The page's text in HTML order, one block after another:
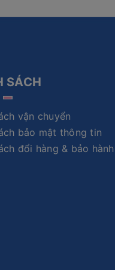
SÁCH
vận chuyển
bảo mật thông tin
đổi hàng & bảo hành